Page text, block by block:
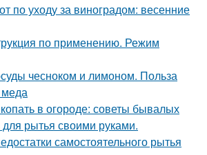
по уходу за виноградом: весенние
по применению. Режим
чесноком и лимоном. Польза
в огороде: советы бывалых
рытья своими руками.
самостоятельного рытья